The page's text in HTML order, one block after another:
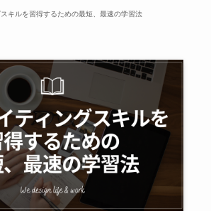
キルを習得するための最短、最速の学習法